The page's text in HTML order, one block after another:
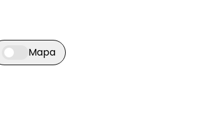
Przełącz widok mapy
Mapa